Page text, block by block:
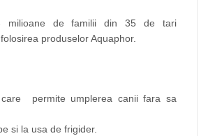
milioane de familii din 35 de tari
produselor Aquaphor.
care permite umplerea canii fara sa
si la usa de frigider.